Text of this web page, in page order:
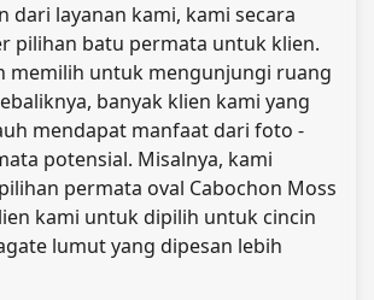
dari layanan kami, kami secara
pilihan batu permata untuk klien.
memilih untuk mengunjungi ruang
banyak klien kami yang
mendapat manfaat dari foto -
potensial. Misalnya, kami
permata oval Cabochon Moss
kami untuk dipilih untuk cincin
lumut yang dipesan lebih